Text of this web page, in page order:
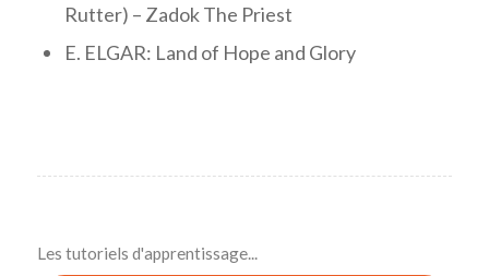
Rutter) – Zadok The Priest
E. ELGAR: Land of Hope and Glory
Les tutoriels d'apprentissage...